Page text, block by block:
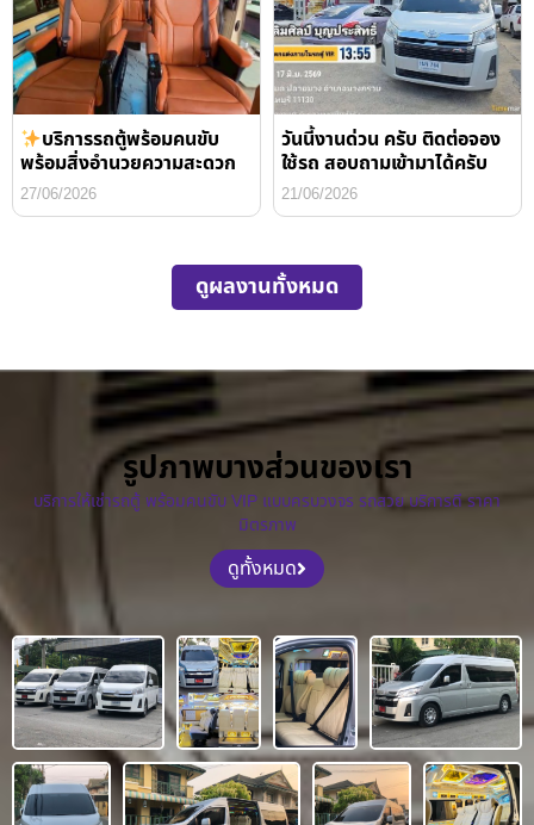
บริการรถตู้พร้อมคนขับ
พร้อมสิ่งอำนวยความสะดวก
27/06/2026
วันนี้งานด่วน ครับ ติดต่อจอง
ใช้รถ สอบถามเข้ามาได้ครับ
21/06/2026
ดูผลงานทั้งหมด
รูปภาพบางส่วนของเรา
บริการให้เช่ารถตู้ พร้อมคนขับ VIP แบบครบวงจร รถสวย บริการดี ราคา
มิตรภาพ
ดูทั้งหมด